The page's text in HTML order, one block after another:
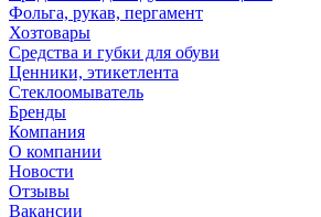
Фольга, рукав, пергамент
Хозтовары
Средства и губки для обуви
Ценники, этикетлента
Стеклоомыватель
Бренды
Компания
О компании
Новости
Отзывы
Вакансии